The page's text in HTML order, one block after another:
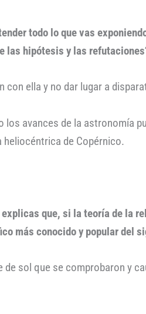
todo lo que vas
las hipótesis y las
ella y no dar lugar a
avances de la astronomía
heliocéntrica de Copérnico.
que, si la teoría de la
más conocido y popular del
sol que se comprobaron y